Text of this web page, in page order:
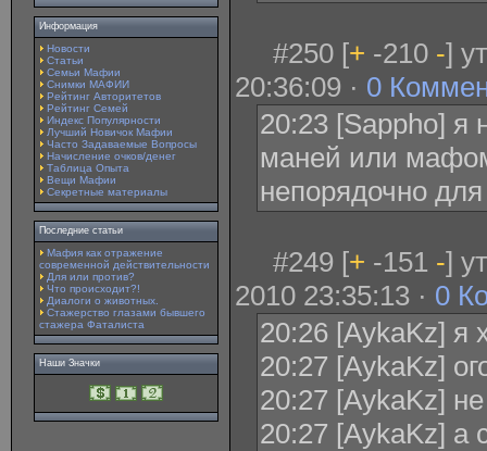
Информация
Новости
Статьи
Семьи Мафии
Снимки МАФИИ
Рейтинг Авторитетов
Рейтинг Семей
Индекс Популярности
Лучший Новичок Мафии
Часто Задаваемые Вопросы
Начисление очков/денег
Таблица Опыта
Вещи Мафии
Секретные материалы
Последние статьи
Мафия как отражение
современной действительности
Для или против?
Что происходит?!
Диалоги о животных.
Стажерство глазами бывшего
стажера Фаталиста
Наши Значки
#250 [+ -210 -]
20:36:09 · 0
20:23 [Sappho] я
маней или
непорядочно
#249 [+ -151 -]
2010 23:35:13 · 0
20:26 [AykaKz] я
20:27 [AykaKz]
20:27 [AykaKz]
20:27 [AykaKz] а